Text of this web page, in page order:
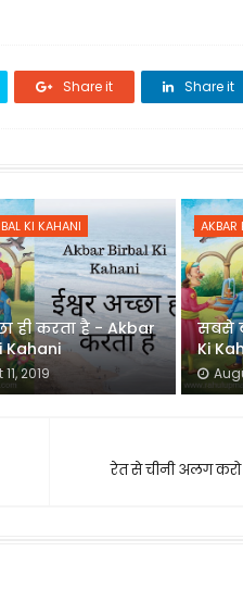
Share it Share it
KI KAHANI
ही करता है - Akbar
Kahani
2019
AKBAR
सबसे
Ki
रेत से चीनी अलग